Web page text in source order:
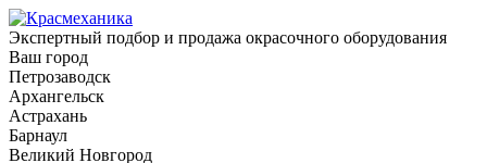
Экспертный подбор и продажа окрасочного оборудования
Ваш город
Петрозаводск
Архангельск
Астрахань
Барнаул
Великий Новгород